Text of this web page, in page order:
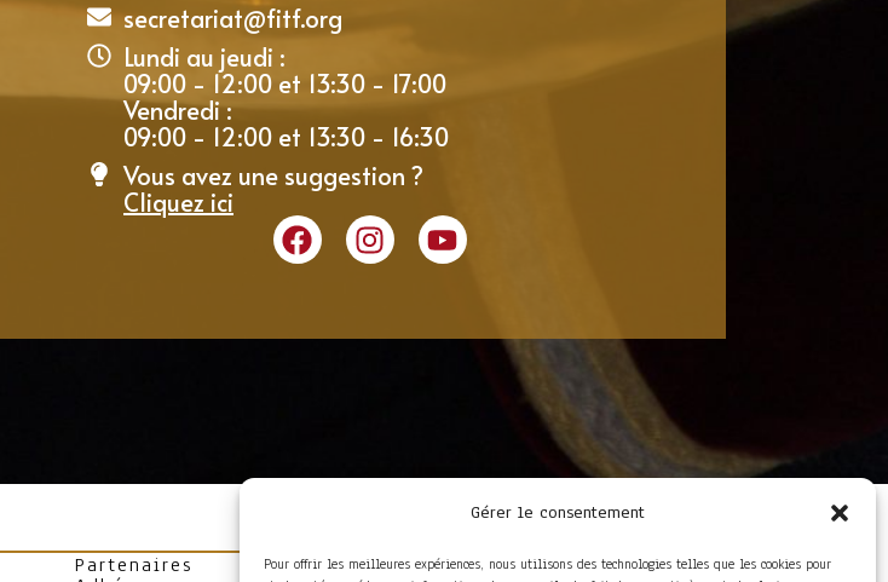
Gérer le consentement
Pour offrir les meilleures expériences, nous utilisons des technologies telles que les cookies pour
secretariat@fitf.org
Lundi au jeudi :
09:00 - 12:00 et 13:30 - 17:00
Vendredi :
09:00 - 12:00 et 13:30 - 16:30
Vous avez une suggestion ?
Cliquez ici
Partenaires Foire aux questions